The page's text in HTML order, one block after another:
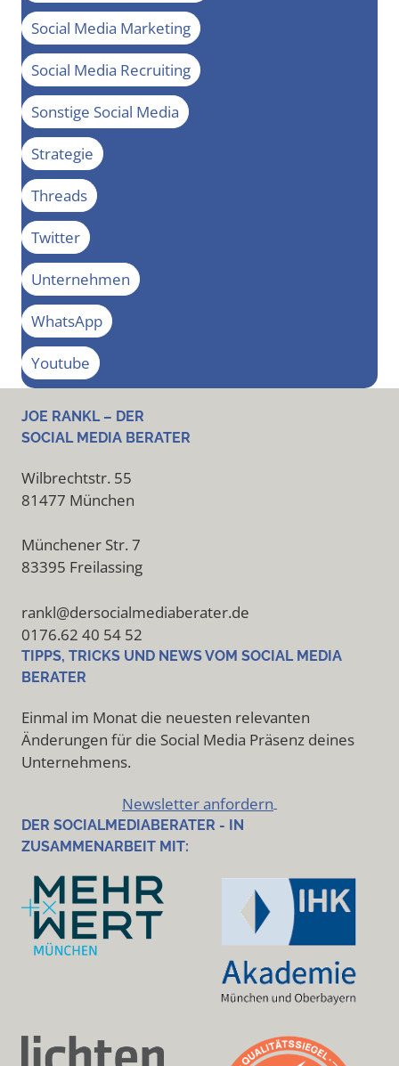
Social Media Marketing
Social Media Recruiting
Sonstige Social Media
Strategie
Threads
Twitter
Unternehmen
WhatsApp
Youtube
JOE RANKL – DER
SOCIAL MEDIA BERATER
Wilbrechtstr. 55
81477 München
Münchener Str. 7
83395 Freilassing
rankl@dersocialmediaberater.de
0176.62 40 54 52
TIPPS, TRICKS UND NEWS VOM SOCIAL MEDIA
BERATER
Einmal im Monat die neuesten relevanten
Änderungen für die Social Media Präsenz deines
Unternehmens.
Newsletter anfordern
DER SOCIALMEDIABERATER - IN
ZUSAMMENARBEIT MIT: